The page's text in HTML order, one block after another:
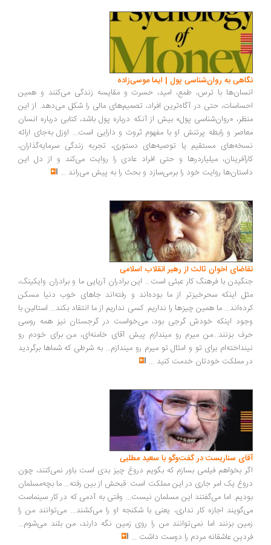
به روان‌شناسی پول | ایما موسی‌زاده
با ترس، طمع، امید، حسرت و مقایسه زندگی می‌کنند و همین
حتی در آگاه‌ترین افراد، تصمیم‌های مالی را شکل می‌دهد. از این
«روان‌شناسی پول» بیش از آنکه درباره پول باشد، کتابی درباره انسان
و رابطه پرتنش او با مفهوم ثروت و دارایی است... اوزل به‌جای ارائه
مستقیم یا توصیه‌های دستوری، تجربه زندگی سرمایه‌گذاران،
میلیاردرها و حتی افراد عادی را روایت می‌کند و از دل این
روایت خود را برمی‌سازد و بحث را به پیش می‌راند...
اخوان ثالث از رهبر انقلاب اسلامی
با فرهنگ کار عبثی است... این برادران آریایی ما و برادران وایکینگ،
اینکه سحرخیزتر از ما بوده‌اند و رفته‌اند جاهای خوب دنیا مسکن
ما همین چیزها را نداریم. کسی نداریم از ما انتقاد بکند... استالین با
اینکه خودش گرجی بود، می‌خواست در گرجستان نیز همه روسی
بزنند...من میرم رو میندازم پیش آقای خامنه‌ای، من برای خودم رو
برای تو و امثال تو میرم رو میندازم... به شرطی که شماها برگردید
مملکت خودتان خدمت کنید...
سناریست در گفت‌وگو با سعید مطلبی
بخواهم فیلمی بسازم که بگویم دروغ چیز بدی است باور نمی‌کنند، چون
یک امر جاری در این مملکت است. قبحش از بین رفته... ما بچه‌مسلمان
اما می‌گفتند این مسلمان نیست... وقتی به آدمی که در کار سینماست
اجازه کار نداری، یعنی با شکنجه او را می‌کشند... می‌توانند من را
بزنند اما نمی‌توانند من را روی زمین نگه دارند، من بلند می‌شوم...
عاشقانه مردم را دوست داشت ...